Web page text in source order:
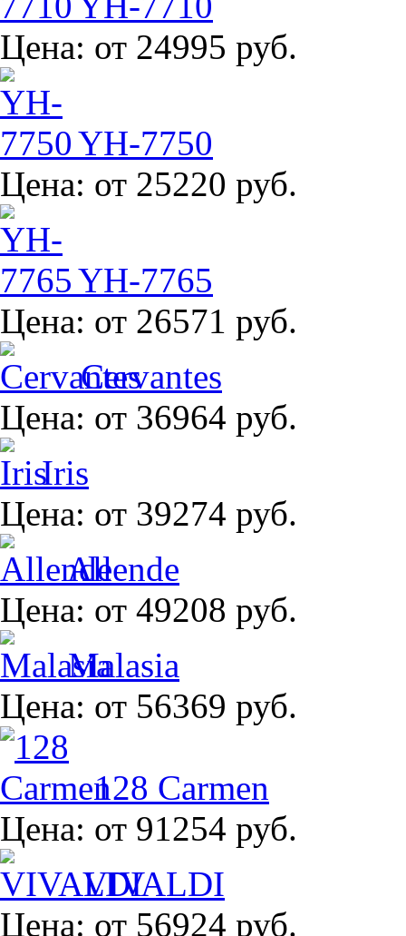
Цена: от 24995 руб.
YH-7750
Цена: от 25220 руб.
YH-7765
Цена: от 26571 руб.
Cervantes
Цена: от 36964 руб.
Iris
Цена: от 39274 руб.
Allende
Цена: от 49208 руб.
Malasia
Цена: от 56369 руб.
128 Carmen
Цена: от 91254 руб.
VIVALDI
Цена: от 56924 руб.